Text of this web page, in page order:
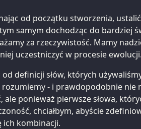
od początku stworzenia,
samym dochodząc do bardziej
za rzeczywistość. Mamy
uczestniczyć w procesie ewolucji.
od definicji słów, których
- i prawdopodobnie nie
ale ponieważ pierwsze słowa,
chciałbym, abyście
ich kombinacji.